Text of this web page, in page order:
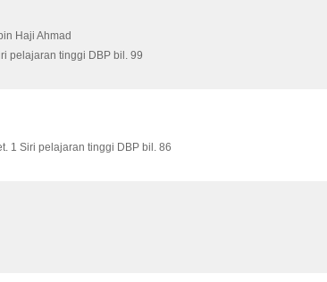
Haji Ahmad
pelajaran tinggi DBP bil. 99
1 Siri pelajaran tinggi DBP bil. 86